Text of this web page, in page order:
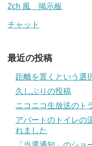
2ch 風 掲示板
チャット
最近の投稿
距離を置くという選
久しぶりの投稿
ニコニコ生放送のト
アパートのトイレの
れました